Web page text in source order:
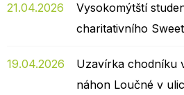
21.04.2026
Vysokomýtští
charitativního
19.04.2026
Uzavírka chodníku
náhon Loučné v